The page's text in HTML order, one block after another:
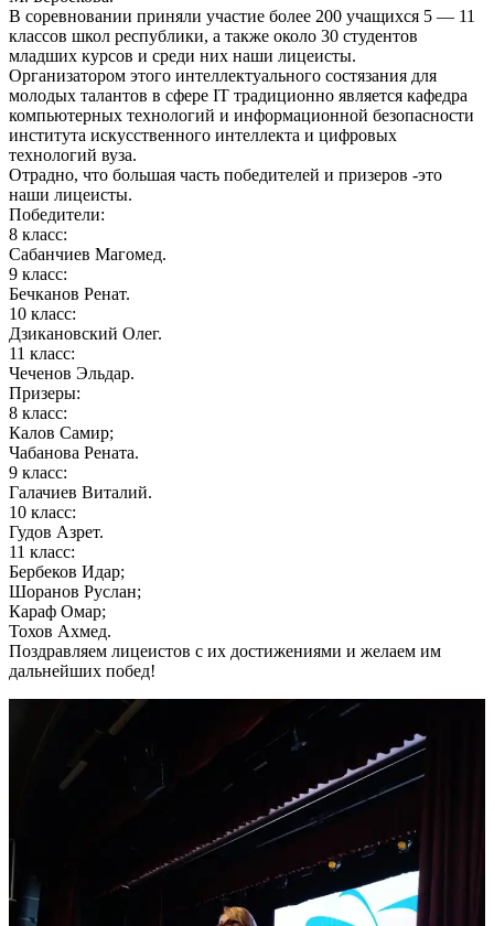
В соревновании приняли участие более 200 учащихся 5 — 11
классов школ республики, а также около 30 студентов
младших курсов и среди них наши лицеисты.
Организатором этого интеллектуального состязания для
молодых талантов в сфере IT традиционно является кафедра
компьютерных технологий и информационной безопасности
института искусственного интеллекта и цифровых
технологий вуза.
Отрадно, что большая часть победителей и призеров -это
наши лицеисты.
Победители:
8 класс:
Сабанчиев Магомед.
9 класс:
Бечканов Ренат.
10 класс:
Дзикановский Олег.
11 класс:
Чеченов Эльдар.
Призеры:
8 класс:
Калов Самир;
Чабанова Рената.
9 класс:
Галачиев Виталий.
10 класс:
Гудов Азрет.
11 класс:
Бербеков Идар;
Шоранов Руслан;
Караф Омар;
Тохов Ахмед.
Поздравляем лицеистов с их достижениями и желаем им
дальнейших побед!